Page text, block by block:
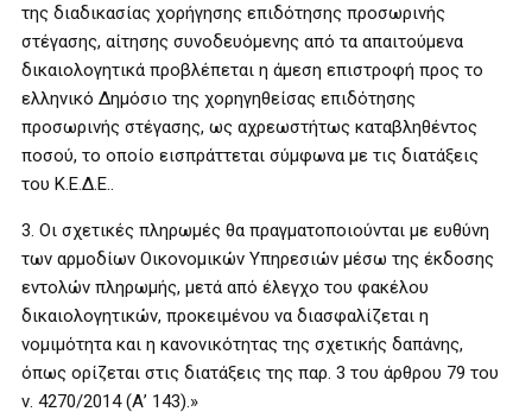
της διαδικασίας χορήγησης επιδότησης προσωρινής
στέγασης, αίτησης συνοδευόμενης από τα απαιτούμενα
δικαιολογητικά προβλέπεται η άμεση επιστροφή προς το
ελληνικό Δημόσιο της χορηγηθείσας επιδότησης
προσωρινής στέγασης, ως αχρεωστήτως καταβληθέντος
ποσού, το οποίο εισπράττεται σύμφωνα με τις διατάξεις
του Κ.Ε.Δ.Ε..
3. Οι σχετικές πληρωμές θα πραγματοποιούνται με ευθύνη
των αρμοδίων Οικονομικών Υπηρεσιών μέσω της έκδοσης
εντολών πληρωμής, μετά από έλεγχο του φακέλου
δικαιολογητικών, προκειμένου να διασφαλίζεται η
νομιμότητα και η κανονικότητας της σχετικής δαπάνης,
όπως ορίζεται στις διατάξεις της παρ. 3 του άρθρου 79 του
ν. 4270/2014 (Α’ 143).»